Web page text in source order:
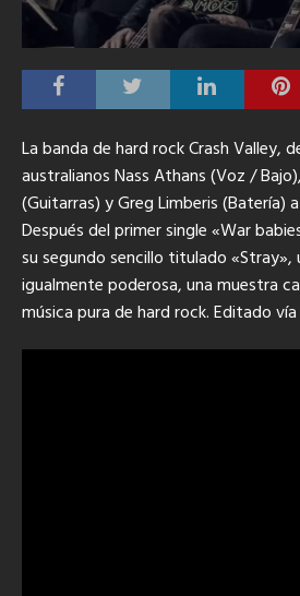
La banda de hard rock Crash Valley,
australianos Nass Athans (Voz /
(Guitarras) y Greg Limberis (Batería)
Después del primer single «War
su segundo sencillo titulado «Stray»,
igualmente poderosa, una muestra
música pura de hard rock. Editado